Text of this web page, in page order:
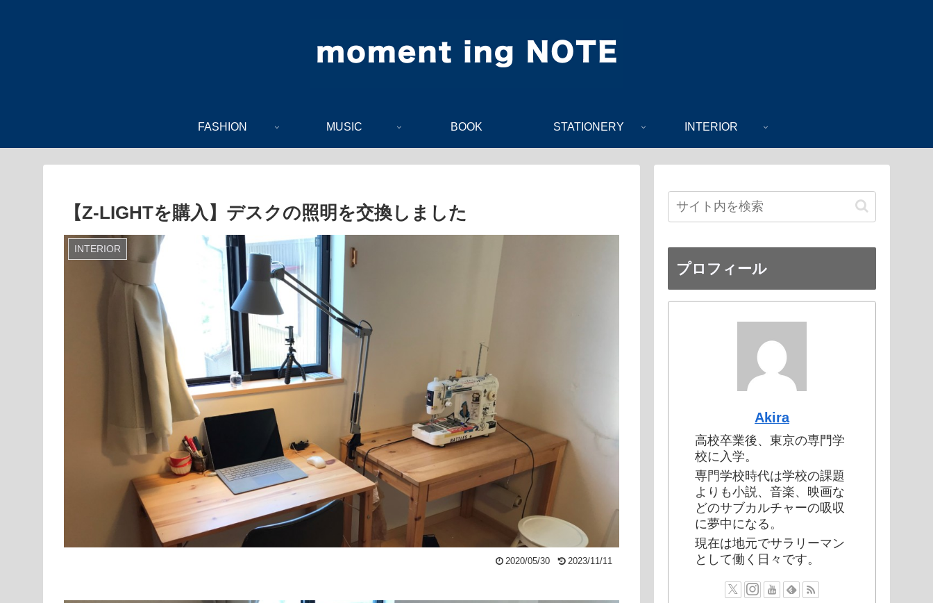
FASHION MUSIC BOOK STATIONERY INTERIOR
【Z-LIGHTを購入】デスクの照明を交換しました
INTERIOR
2020/05/30 2023/11/11
プロフィール
Akira
高校卒業後、東京の専門学
校に入学。
専門学校時代は学校の課題
よりも小説、音楽、映画な
どのサブカルチャーの吸収
に夢中になる。
現在は地元でサラリーマン
として働く日々です。